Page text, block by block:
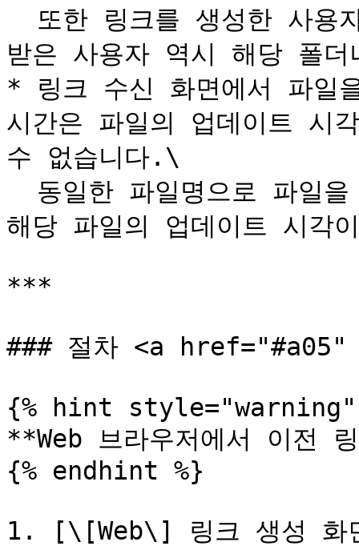
받은 사용자 역시 해당 폴
* 링크 수신 화면에서 파일
시간은 파일의 업데이트 시
수 없습니다.\
해당 파일의 업데이트 시각
***
### 절차 <a
{% hint style="warning"
**Web 브라우저에서 이전
{% endhint %}
1. [\[Web\] 링크 생성 화